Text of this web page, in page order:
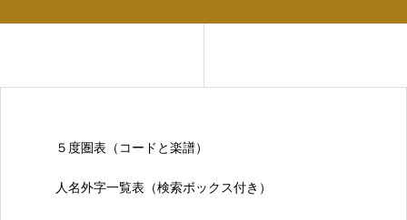
５度圏表（コードと楽譜）
人名外字一覧表（検索ボックス付き）